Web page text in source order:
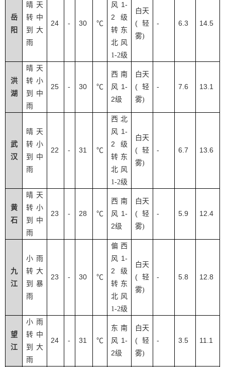
岳
阳
晴天
转中
到大
雨
24 - 30 ℃
风 1-
2 级
转东
北风
1-2级
白天
( 轻
雾)
- 6.3 14.5
洪
湖
晴天
转小
到中
雨
25 - 30 ℃
西南
风 1-
2级
白天
( 轻
雾)
- 7.6 13.1
武
汉
晴天
转小
到中
雨
22 - 31 ℃
西北
风 1-
2 级
转东
北风
1-2级
白天
( 轻
雾)
- 6.7 13.6
黄
石
晴天
转小
到中
雨
23 - 28 ℃
西南
风 1-
2级
白天
( 轻
雾)
- 5.9 12.4
九
江
小雨
转大
到暴
雨
23 - 30 ℃
偏西
风 1-
2 级
转东
北风
1-2级
白天
( 轻
雾)
- 5.8 12.8
望
江
小雨
转中
到大
雨
24 - 31 ℃
东南
风 1-
2级
白天
( 轻
雾)
- 3.5 11.1